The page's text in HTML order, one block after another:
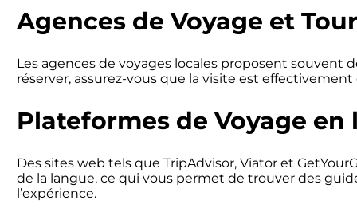
Agences de Voyage et
Les agences de voyages locales proposent souvent
réserver, assurez-vous que la visite est
Plateformes de Voyage en
Des sites web tels que TripAdvisor, Viator et
de la langue, ce qui vous permet de trouver des
l’expérience.